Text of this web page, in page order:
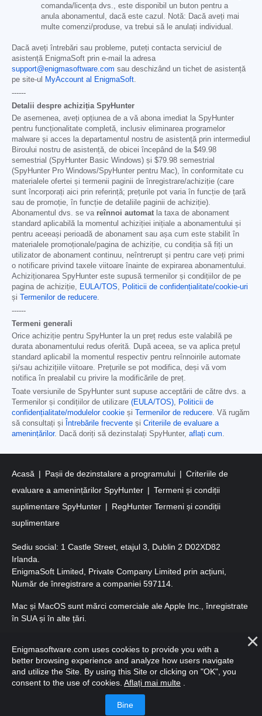
comanda/licența dvs., este disponibil un buton pentru a
anula abonamentul, dacă este cazul. Notă: Dacă aveți mai
multe comenzi/produse, va trebui să le anulați individual.
Dacă aveți întrebări sau probleme, puteți contacta serviciul de
asistență EnigmaSoft prin e-mail la adresa
support@enigmasoftware.com sau deschizând un tichet de asistență
pe site-ul
MyAccount al EnigmaSoft.
------
Detalii despre achiziția SpyHunter
De asemenea, aveți opțiunea de a vă abona imediat la SpyHunter
pentru funcționalitate completă, inclusiv eliminarea programelor
malware și acces la departamentul nostru de asistență prin intermediul
Biroului nostru de asistență, de obicei începând de la $49.98
semestrial (SpyHunter Basic Windows) și $79.98 semestrial
(SpyHunter Pro Windows/SpyHunter pentru Mac), în conformitate cu
materialele ofertei și termenii paginii de înregistrare/achiziție (care
sunt încorporați aici prin referință; prețurile pot varia în funcție de țară
sau de promoție, în funcție de detaliile paginii de achiziție).
Abonamentul dvs. se va reînnoi automat la taxa de abonament
standard aplicabilă la momentul achiziției inițiale a abonamentului și
pentru aceeași perioadă de abonament sau așa cum este stabilit în
materialele promoționale/pagina de achiziție, cu condiția să fiți un
utilizator de abonament continuu, neîntrerupt și pentru care veți primi
o notificare privind taxele viitoare înainte de expirarea abonamentului.
Achiziționarea SpyHunter este supusă termenilor și condițiilor de pe
pagina de achiziție, EULA/TOS, Politicii de confidențialitate/cookie-uri
și
Termenilor de reducere.
------
Termeni generali
Orice achiziție pentru SpyHunter la un preț redus este valabilă pe
durata abonamentului redus oferită. După aceea, se va aplica prețul
standard aplicabil la momentul respectiv pentru reînnoirile automate
și/sau achizițiile viitoare. Prețurile se pot modifica, deși vă vom
notifica în prealabil cu privire la modificările de preț.
Toate versiunile de SpyHunter sunt supuse acceptării de către dvs. a
Termenilor și condițiilor de utilizare (EULA/TOS), Politicii de
confidențialitate/modulelor cookie și Termenilor de reducere. Vă rugăm
să consultați și
Întrebările frecvente și Criteriile de evaluare a
amenințărilor. Dacă doriți să dezinstalați SpyHunter, aflați cum.
Acasă Pașii de dezinstalare a programului
Criteriile de
evaluare a amenințărilor SpyHunter
Termeni și condiții
suplimentare SpyHunter
RegHunter Termeni și condiții
suplimentare
Sediu social: 1 Castle Street, etajul 3, Dublin 2 D02XD82
Irlanda.
EnigmaSoft Limited, Private Company Limited prin acțiuni,
Număr de înregistrare a companiei 597114.
Mac și MacOS sunt mărci comerciale ale Apple Inc., înregistrate
în SUA și în alte țări.
rezervate.
Enigmasoftware.com uses cookies to provide you with a
better browsing experience and analyze how users navigate
and utilize the Site. By using this Site or clicking on "OK", you
consent to the use of cookies. Aflați mai multe